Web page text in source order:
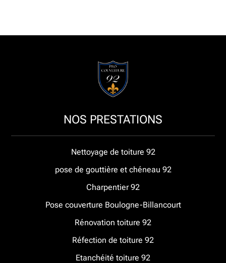
NOS PRESTATIONS
Nettoyage de toiture 92
pose de gouttière et chéneau 92
Charpentier 92
Pose couverture Boulogne-Billancourt
Rénovation toiture 92
Réfection de toiture 92
Etanchéité toiture 92